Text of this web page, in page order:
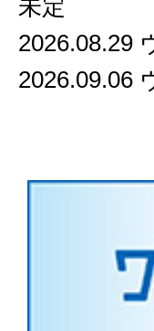
未定
2026.08.29
2026.09.06